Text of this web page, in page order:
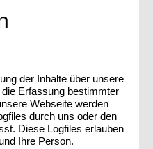
der Inhalte über unsere
Erfassung bestimmter
Webseite werden
durch uns oder den
Diese Logfiles erlauben
Ihre Person.